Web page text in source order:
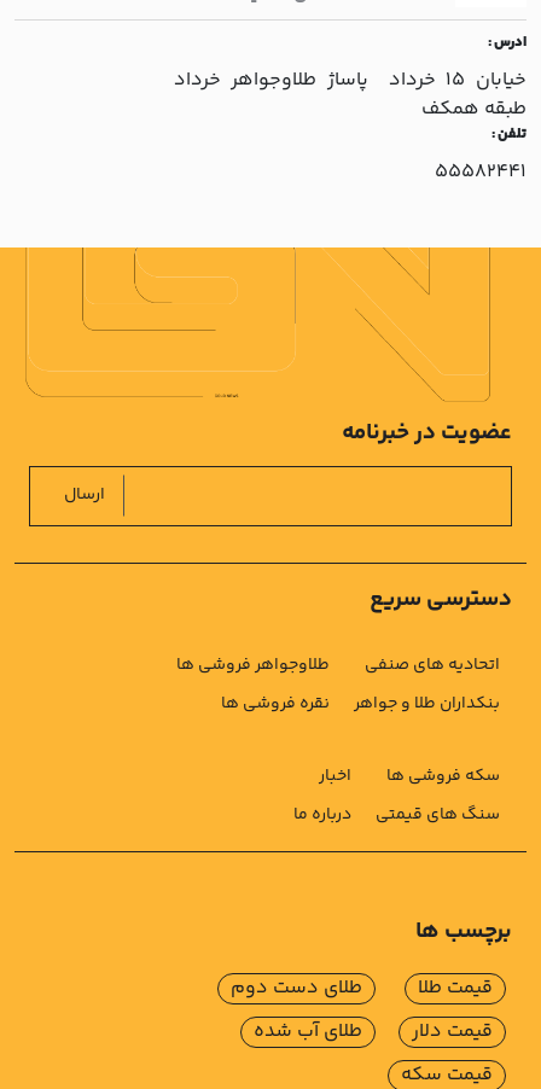
ادرس :
خيابان 15 خرداد پاساژ طلاوجواهر خرداد
طبقه همکف
تلفن :
55582441
دسترسی سریع
اتحادیه های صنفی
بنکداران طلا و جواهر
طلاوجواهر فروشی ها
نقره فروشی ها
سکه فروشی ها
سنگ های قیمتی
اخبار
درباره ما
عضویت در خبرنامه
ارسال
برچسب ها
قیمت طلا
قیمت دلار
قیمت سکه
طلای دست دوم
طلای آب شده